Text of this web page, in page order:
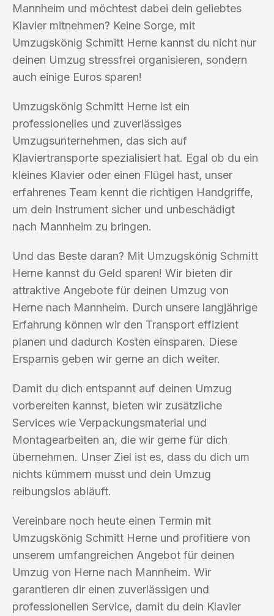
Mannheim und möchtest dabei dein geliebtes
Klavier mitnehmen? Keine Sorge, mit
Umzugskönig Schmitt Herne kannst du nicht nur
deinen Umzug stressfrei organisieren, sondern
auch einige Euros sparen!
Umzugskönig Schmitt Herne ist ein
professionelles und zuverlässiges
Umzugsunternehmen, das sich auf
Klaviertransporte spezialisiert hat. Egal ob du ein
kleines Klavier oder einen Flügel hast, unser
erfahrenes Team kennt die richtigen Handgriffe,
um dein Instrument sicher und unbeschädigt
nach Mannheim zu bringen.
Und das Beste daran? Mit Umzugskönig Schmitt
Herne kannst du Geld sparen! Wir bieten dir
attraktive Angebote für deinen Umzug von
Herne nach Mannheim. Durch unsere langjährige
Erfahrung können wir den Transport effizient
planen und dadurch Kosten einsparen. Diese
Ersparnis geben wir gerne an dich weiter.
Damit du dich entspannt auf deinen Umzug
vorbereiten kannst, bieten wir zusätzliche
Services wie Verpackungsmaterial und
Montagearbeiten an, die wir gerne für dich
übernehmen. Unser Ziel ist es, dass du dich um
nichts kümmern musst und dein Umzug
reibungslos abläuft.
Vereinbare noch heute einen Termin mit
Umzugskönig Schmitt Herne und profitiere von
unserem umfangreichen Angebot für deinen
Umzug von Herne nach Mannheim. Wir
garantieren dir einen zuverlässigen und
professionellen Service, damit du dein Klavier